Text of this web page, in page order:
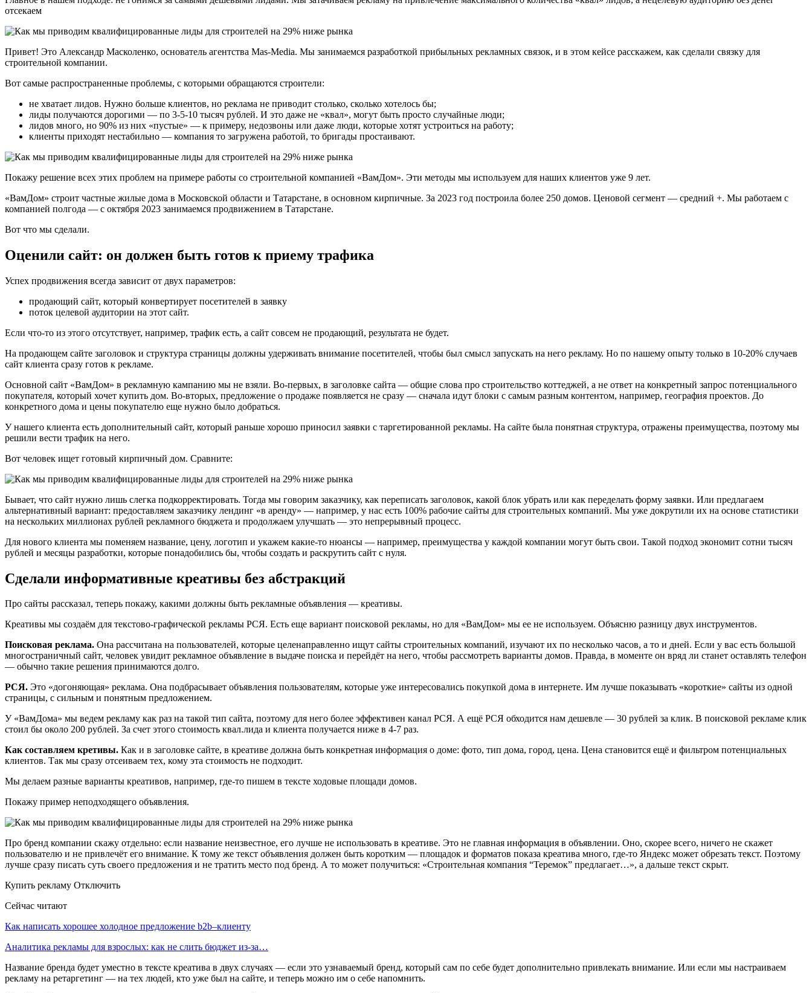
отсекаем
Привет! Это Александр Масколенко, основатель агентства Mas-Media. Мы занимаемся разработкой прибыльных рекламных связок, и в этом кейсе расскажем, как сделали связку для
строительной компании.
Вот самые распространенные проблемы, с которыми обращаются строители:
не хватает лидов. Нужно больше клиентов, но реклама не приводит столько, сколько хотелось бы;
лиды получаются дорогими — по 3-5-10 тысяч рублей. И это даже не «квал», могут быть просто случайные люди;
лидов много, но 90% из них «пустые» — к примеру, недозвоны или даже люди, которые хотят устроиться на работу;
клиенты приходят нестабильно — компания то загружена работой, то бригады простаивают.
Покажу решение всех этих проблем на примере работы со строительной компанией «ВамДом». Эти методы мы используем для наших клиентов уже 9 лет.
«ВамДом» строит частные жилые дома в Московской области и Татарстане, в основном кирпичные. За 2023 год построила более 250 домов. Ценовой сегмент — средний +. Мы работаем с
компанией полгода — с октября 2023 занимаемся продвижением в Татарстане.
Вот что мы сделали.
Оценили сайт: он должен быть готов к приему трафика
Успех продвижения всегда зависит от двух параметров:
продающий сайт, который конвертирует посетителей в заявку
поток целевой аудитории на этот сайт.
Если что-то из этого отсутствует, например, трафик есть, а сайт совсем не продающий, результата не будет.
На продающем сайте заголовок и структура страницы должны удерживать внимание посетителей, чтобы был смысл запускать на него рекламу. Но по нашему опыту только в 10-20% случаев
сайт клиента сразу готов к рекламе.
Основной сайт «ВамДом» в рекламную кампанию мы не взяли. Во-первых, в заголовке сайта — общие слова про строительство коттеджей, а не ответ на конкретный запрос потенциального
покупателя, который хочет купить дом. Во-вторых, предложение о продаже появляется не сразу — сначала идут блоки с самым разным контентом, например, география проектов. До
конкретного дома и цены покупателю еще нужно было добраться.
У нашего клиента есть дополнительный сайт, который раньше хорошо приносил заявки с таргетированной рекламы. На сайте была понятная структура, отражены преимущества, поэтому мы
решили вести трафик на него.
Вот человек ищет готовый кирпичный дом. Сравните:
Бывает, что сайт нужно лишь слегка подкорректировать. Тогда мы говорим заказчику, как переписать заголовок, какой блок убрать или как переделать форму заявки. Или предлагаем
альтернативный вариант: предоставляем заказчику лендинг «в аренду» — например, у нас есть 100% рабочие сайты для строительных компаний. Мы уже докрутили их на основе статистики
на нескольких миллионах рублей рекламного бюджета и продолжаем улучшать — это непрерывный процесс.
Для нового клиента мы поменяем название, цену, логотип и укажем какие-то нюансы — например, преимущества у каждой компании могут быть свои. Такой подход экономит сотни тысяч
рублей и месяцы разработки, которые понадобились бы, чтобы создать и раскрутить сайт с нуля.
Сделали информативные креативы без абстракций
Про сайты рассказал, теперь покажу, какими должны быть рекламные объявления — креативы.
Креативы мы создаём для текстово-графической рекламы РСЯ. Есть еще вариант поисковой рекламы, но для «ВамДом» мы ее не используем. Объясню разницу двух инструментов.
Поисковая реклама. Она рассчитана на пользователей, которые целенаправленно ищут сайты строительных компаний, изучают их по несколько часов, а то и дней. Если у вас есть большой
многостраничный сайт, человек увидит рекламное объявление в выдаче поиска и перейдёт на него, чтобы рассмотреть варианты домов. Правда, в моменте он вряд ли станет оставлять телефон
— обычно такие решения принимаются долго.
РСЯ. Это «догоняющая» реклама. Она подбрасывает объявления пользователям, которые уже интересовались покупкой дома в интернете. Им лучше показывать «короткие» сайты из одной
страницы, с сильным и понятным предложением.
У «ВамДома» мы ведем рекламу как раз на такой тип сайта, поэтому для него более эффективен канал РСЯ. А ещё РСЯ обходится нам дешевле — 30 рублей за клик. В поисковой рекламе клик
стоил бы около 200 рублей. За счет этого стоимость квал.лида и клиента получается ниже в 4-7 раз.
Как составляем кретивы. Как и в заголовке сайте, в креативе должна быть конкретная информация о доме: фото, тип дома, город, цена. Цена становится ещё и фильтром потенциальных
клиентов. Так мы сразу отсеиваем тех, кому эта стоимость не подходит.
Мы делаем разные варианты креативов, например, где-то пишем в тексте ходовые площади домов.
Покажу пример неподходящего объявления.
Про бренд компании скажу отдельно: если название неизвестное, его лучше не использовать в креативе. Это не главная информация в объявлении. Оно, скорее всего, ничего не скажет
пользователю и не привлечёт его внимание. К тому же текст объявления должен быть коротким — площадок и форматов показа креатива много, где-то Яндекс может обрезать текст. Поэтому
лучше сразу писать суть своего предложения и не тратить место под бренд. А то может получиться: «Строительная компания “Теремок” предлагает…», а дальше текст скрыт.
Купить рекламу Отключить
Сейчас читают
Как написать хорошее холодное предложение b2b–клиенту
Аналитика рекламы для взрослых: как не слить бюджет из-за…
Название бренда будет уместно в тексте креатива в двух случаях — если это узнаваемый бренд, который сам по себе будет дополнительно привлекать внимание. Или если мы настраиваем
рекламу на ретаргетинг — на тех людей, кто уже был на сайте, и теперь можно им о себе напомнить.